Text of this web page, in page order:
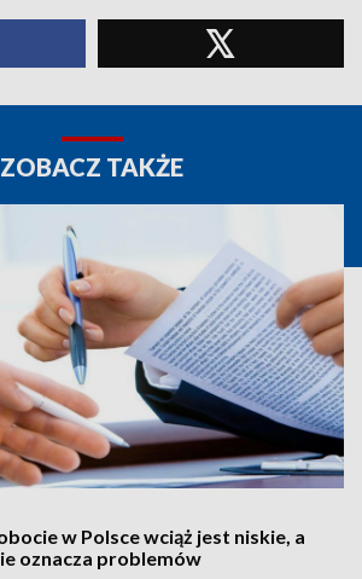
ZOBACZ TAKŻE
w Polsce wciąż jest niskie, a
oznacza problemów